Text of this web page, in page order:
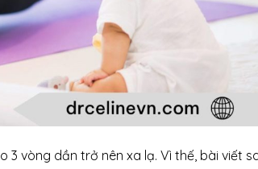
3 vòng dần trở nên xa lạ. Vì thế, bài viết